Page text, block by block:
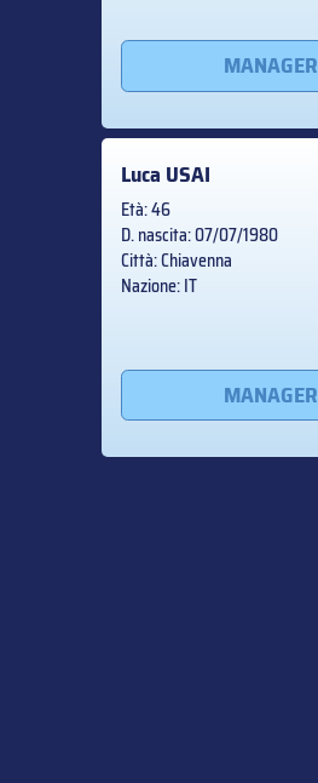
MANAGER
Luca USAI
Età: 46
D. nascita: 07/07/1980
Città: Chiavenna
Nazione: IT
MANAGER